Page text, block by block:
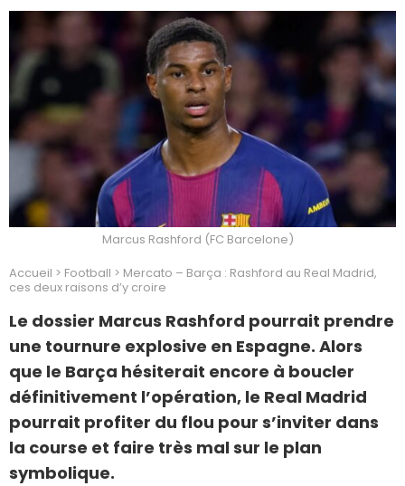
Marcus Rashford (FC Barcelone)
Accueil > Football > Mercato – Barça : Rashford au Real Madrid,
ces deux raisons d’y croire
Le dossier Marcus Rashford pourrait prendre
une tournure explosive en Espagne. Alors
que le Barça hésiterait encore à boucler
définitivement l’opération, le Real Madrid
pourrait profiter du flou pour s’inviter dans
la course et faire très mal sur le plan
symbolique.